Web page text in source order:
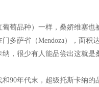
品种）一样，桑娇维塞也
多萨省（Mendoza），面
，很少有人能品尝出这就是
年代末，超级托斯卡纳的